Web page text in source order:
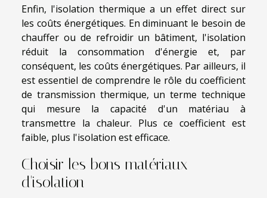
Enfin, l'isolation thermique a un effet direct sur
les coûts énergétiques. En diminuant le besoin de
chauffer ou de refroidir un bâtiment, l'isolation
réduit la consommation d'énergie et, par
conséquent, les coûts énergétiques. Par ailleurs, il
est essentiel de comprendre le rôle du coefficient
de transmission thermique, un terme technique
qui mesure la capacité d'un matériau à
transmettre la chaleur. Plus ce coefficient est
faible, plus l'isolation est efficace.
Choisir les bons matériaux
d'isolation